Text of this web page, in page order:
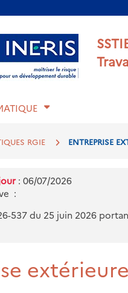
au menu Aller
RGIE ENTREPRISE
: 06/07/2026
:
537 du 25 juin 2026
extérieure